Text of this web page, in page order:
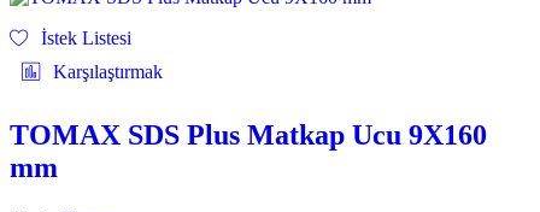
İstek Listesi
Karşılaştırmak
TOMAX SDS Plus Matkap Ucu 9X160
mm